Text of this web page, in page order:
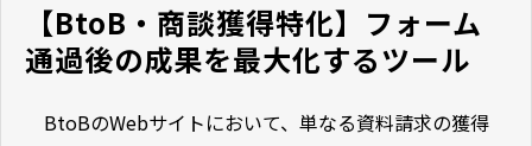
【BtoB・商談獲得特化】フォーム
通過後の成果を最大化するツール
BtoBのWebサイトにおいて、単なる資料請求の獲得